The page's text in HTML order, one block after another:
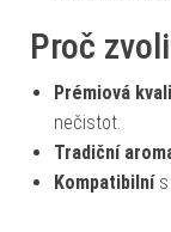
Proč
Prémiová
nečistot.
Tradiční
Kompatibilnís